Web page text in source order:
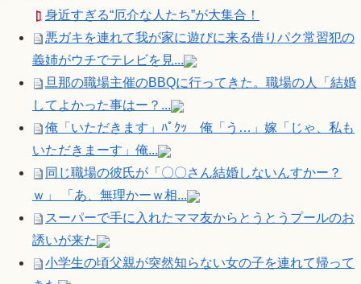
身近すぎる“厄介な人たち”が大集合！
悪ガキを連れて我が家に遊びに来る借りパク常習犯の
義姉がウチでテレビを見...
旦那の職場主催のBBQに行ってきた。職場の人「結婚
してよかった事はー？...
俺「いただきます」ﾊﾟｸｯ 俺「う…」嫁「じゃ、私も
いただきまーす」俺...
同じ職場の彼氏が「〇〇さん結婚しないんすかー？
ｗ」 「あ、無理かーｗ相...
スーパーで手に入れたママ友からとうとうプールのお
誘いが来た
小学生の頃父親が突然知らない女の子を連れて帰って